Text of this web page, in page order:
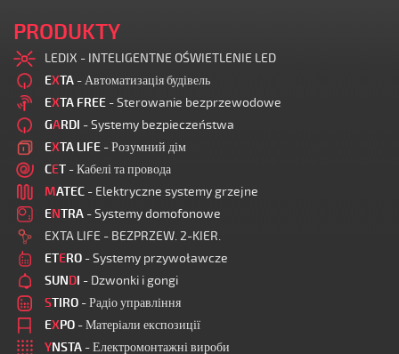
PRODUKTY
LEDIX - INTELIGENTNE OŚWIETLENIE LED
EXTA - Автоматизація будівель
EXTA FREE - Sterowanie bezprzewodowe
GARDI - Systemy bezpieczeństwa
EXTA LIFE - Розумний дім
CET - Кабелі та провода
MATEC - Elektryczne systemy grzejne
ENTRA - Systemy domofonowe
EXTA LIFE - BEZPRZEW. 2-KIER.
ETERO - Systemy przywoławcze
SUNDI - Dzwonki i gongi
STIRO - Радіо управління
EXPO - Матеріали експозиції
YNSTA - Електромонтажні вироби